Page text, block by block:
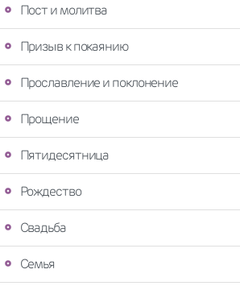
Пост и молитва
Призыв к покаянию
Прославление и поклонение
Прощение
Пятидесятница
Рождество
Свадьба
Семья